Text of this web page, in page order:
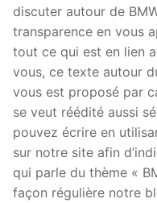
discuter autour de
transparence en vous
tout ce qui est en lien
vous, ce texte autour
vous est proposé par
se veut réédité aussi
pouvez écrire en
sur notre site afin
qui parle du thème «
façon régulière notre